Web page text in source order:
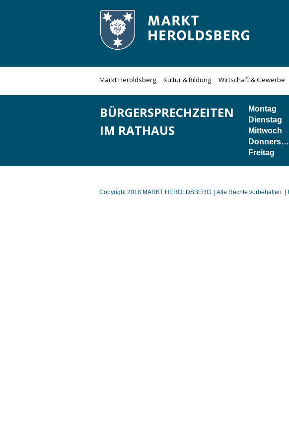
Markt Heroldsberg Kultur & Bildung Wirtschaft & Gewerbe
BÜRGERSPRECHZEITEN
IM RATHAUS
Montag
Dienstag
Mittwoch
Donnerstag
Freitag
Copyright 2018 MARKT HEROLDSBERG. | Alle Rechte vorbehalten. |